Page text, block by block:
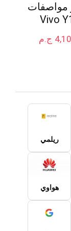
مواصفات
Vivo
ج.م
ريلمي
هواوي